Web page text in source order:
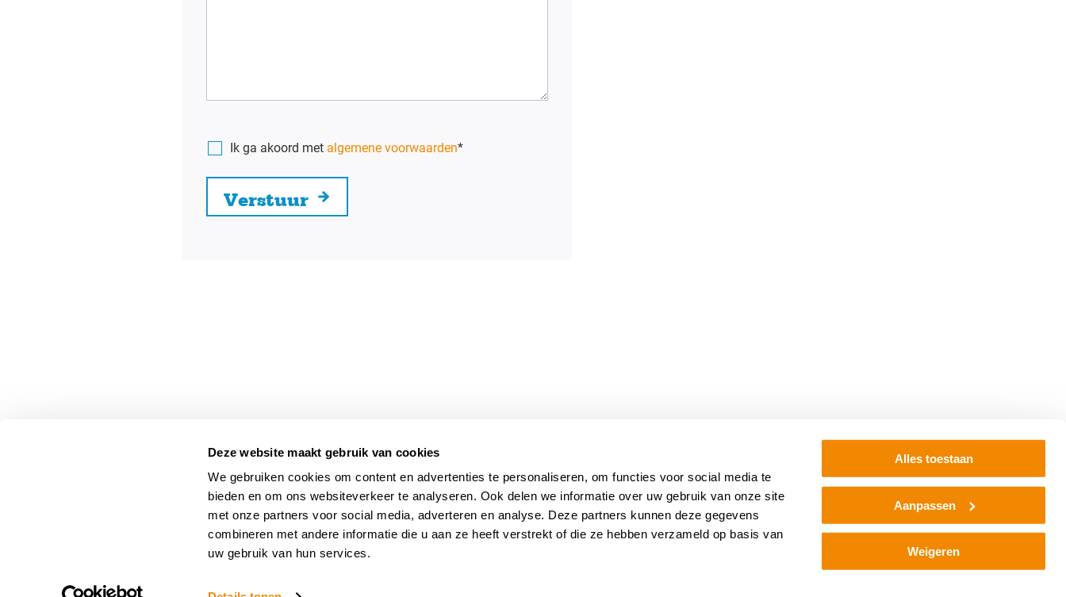
Deze website maakt gebruik van cookies
We gebruiken cookies om content en advertenties te personaliseren, om functies voor social media te
bieden en om ons websiteverkeer te analyseren. Ook delen we informatie over uw gebruik van onze site
met onze partners voor social media, adverteren en analyse. Deze partners kunnen deze gegevens
combineren met andere informatie die u aan ze heeft verstrekt of die ze hebben verzameld op basis van
uw gebruik van hun services.
Alles toestaan
Aanpassen
Weigeren
Consent
Ik ga akoord met algemene voorwaarden*
Verstuur
043-3635588
Contact
Heerderdwarsstraat 25
6224 LS Maastricht
043-3635588
Openingstijden
Offerte
Thuis